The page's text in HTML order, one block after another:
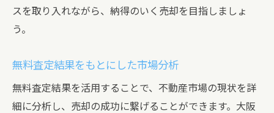
スを取り入れながら、納得のいく売却を目指しましょ
う。
無料査定結果をもとにした市場分析
無料査定結果を活用することで、不動産市場の現状を詳
細に分析し、売却の成功に繋げることができます。大阪